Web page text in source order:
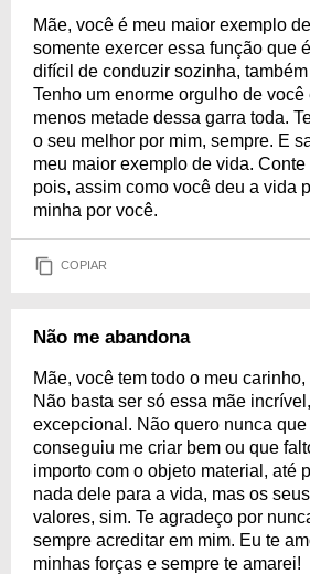
Mãe, você é meu maior exemplo
somente exercer essa função que
difícil de conduzir sozinha,
Tenho um enorme orgulho de
menos metade dessa garra toda.
o seu melhor por mim, sempre. E
meu maior exemplo de vida.
pois, assim como você deu a vida
minha por você.
COPIAR
Não me abandona
Mãe, você tem todo o meu
Não basta ser só essa mãe
excepcional. Não quero nunca
conseguiu me criar bem ou que
importo com o objeto material, até
nada dele para a vida, mas os
valores, sim. Te agradeço por
sempre acreditar em mim. Eu te
minhas forças e sempre te amarei!